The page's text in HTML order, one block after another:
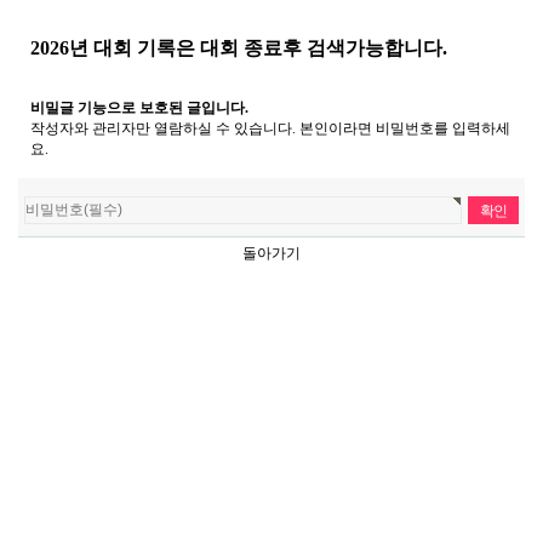
2026년 대회 기록은 대회 종료후 검색가능합니다.
비밀글 기능으로 보호된 글입니다.
작성자와 관리자만 열람하실 수 있습니다. 본인이라면 비밀번호를 입력하세
요.
돌아가기